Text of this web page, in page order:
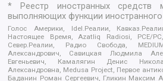
* Реестр иностранных средств
выполняющих функции иностранного
Голос Америки, Idel.Реалии,
Настоящее Время, Azatliq Radiosi, PCE/
Север.Реалии, Радио Свобода,
Александрович, Савицкая Людмила
Евгеньевич, Камалягин Денис
Александровна, Medusa Project, Первое
Баданин Роман Сергеевич, Гликин Максим